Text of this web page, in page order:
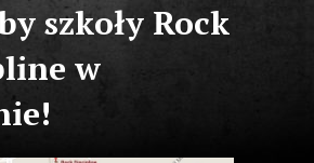
szkoły Rock
w